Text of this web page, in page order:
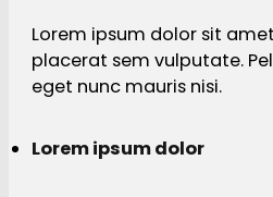
Lorem ipsum dolor sit
placerat sem vulputate.
eget nunc mauris nisi.
Lorem ipsum dolor